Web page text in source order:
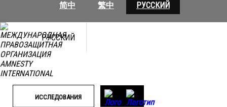
简中
繁中 РУССКИЙ
РУССКИЙ
ИССЛЕДОВАНИЯ